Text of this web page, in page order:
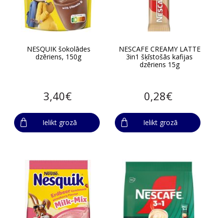
NESQUIK šokolādes
dzēriens, 150g
3,40€
Ielikt grozā
NESCAFE CREAMY LATTE
3in1 šķīstošās kafijas
dzēriens 15g
0,28€
Ielikt grozā